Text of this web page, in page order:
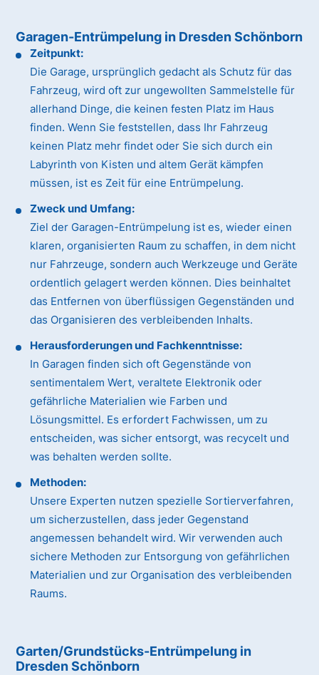
Garagen-Entrümpelung in Dresden Schönborn
Zeitpunkt:
Die Garage, ursprünglich gedacht als Schutz für das
Fahrzeug, wird oft zur ungewollten Sammelstelle für
allerhand Dinge, die keinen festen Platz im Haus
finden. Wenn Sie feststellen, dass Ihr Fahrzeug
keinen Platz mehr findet oder Sie sich durch ein
Labyrinth von Kisten und altem Gerät kämpfen
müssen, ist es Zeit für eine Entrümpelung.
Zweck und Umfang:
Ziel der Garagen-Entrümpelung ist es, wieder einen
klaren, organisierten Raum zu schaffen, in dem nicht
nur Fahrzeuge, sondern auch Werkzeuge und Geräte
ordentlich gelagert werden können. Dies beinhaltet
das Entfernen von überflüssigen Gegenständen und
das Organisieren des verbleibenden Inhalts.
Herausforderungen und Fachkenntnisse:
In Garagen finden sich oft Gegenstände von
sentimentalem Wert, veraltete Elektronik oder
gefährliche Materialien wie Farben und
Lösungsmittel. Es erfordert Fachwissen, um zu
entscheiden, was sicher entsorgt, was recycelt und
was behalten werden sollte.
Methoden:
Unsere Experten nutzen spezielle Sortierverfahren,
um sicherzustellen, dass jeder Gegenstand
angemessen behandelt wird. Wir verwenden auch
sichere Methoden zur Entsorgung von gefährlichen
Materialien und zur Organisation des verbleibenden
Raums.
Garten/Grundstücks-Entrümpelung in
Dresden Schönborn